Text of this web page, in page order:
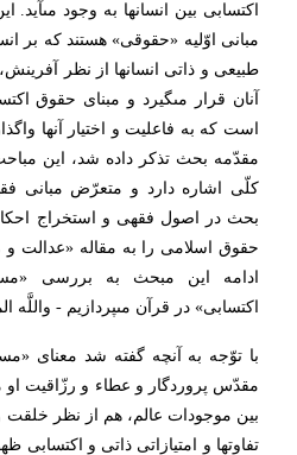
اكتسابى بین انسانها به وجود مى‏آید.
مبانى اوّلیه «حقوقى» هستند كه بر
طبیعى و ذاتى انسانها از نظر
آنان قرار مى‏گیرد و مبناى حقوق
است كه به فاعلیت و اختیار آنها
مقدّمه بحث تذكر داده شد، این
كلّى اشاره دارد و متعرّض مبانى
بحث در اصول فقهى و استخراج
حقوق اسلامى را به مقاله «عدالت و
ادامه این مبحث به بررسى
اكتسابى» در قرآن مى‏پردازیم - واللَّه
با توّجه به آنچه گفته شد معناى
مقدّس پروردگار و عطاء و رزّاقیت او
بین موجودات عالم، هم از نظر خلقت
تفاوتها و امتیازاتى ذاتى و اكتسابى